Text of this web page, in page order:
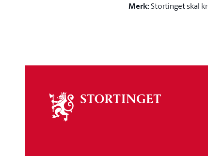
Merk:Stortinget skal
stortinget